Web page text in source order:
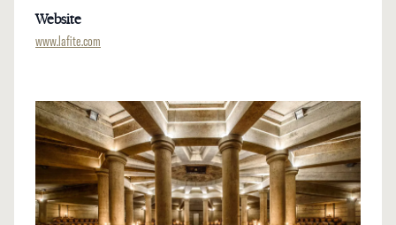
Website
www.lafite.com